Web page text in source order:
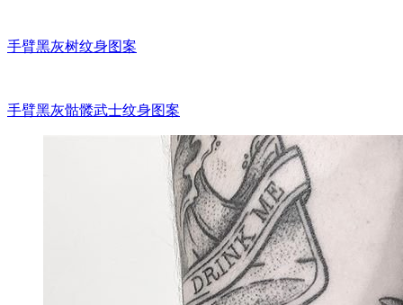
手臂黑灰树纹身图案
手臂黑灰骷髅武士纹身图案